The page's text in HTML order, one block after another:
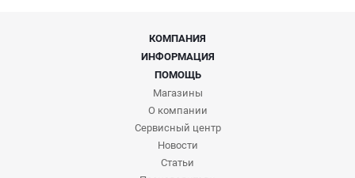
КОМПАНИЯ
ИНФОРМАЦИЯ
ПОМОЩЬ
Магазины
О компании
Сервисный центр
Новости
Статьи